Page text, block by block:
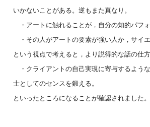
いかないことがある。逆もまた真なり。
・アートに触れることが，自分の知的パフォ
・その人がアートの要素が強い人か，サイ
という視点で考えると，より説得的な話の仕方
・クライアントの自己実現に寄与するよう
士としてのセンスを鍛える。
といったところになることが確認されました。